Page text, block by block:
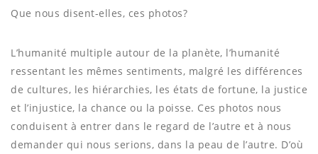
Que nous disent-elles, ces photos?
L’humanité multiple autour de la planète, l’humanité
ressentant les mêmes sentiments, malgré les différences
de cultures, les hiérarchies, les états de fortune, la justice
et l’injustice, la chance ou la poisse. Ces photos nous
conduisent à entrer dans le regard de l’autre et à nous
demander qui nous serions, dans la peau de l’autre. D’où